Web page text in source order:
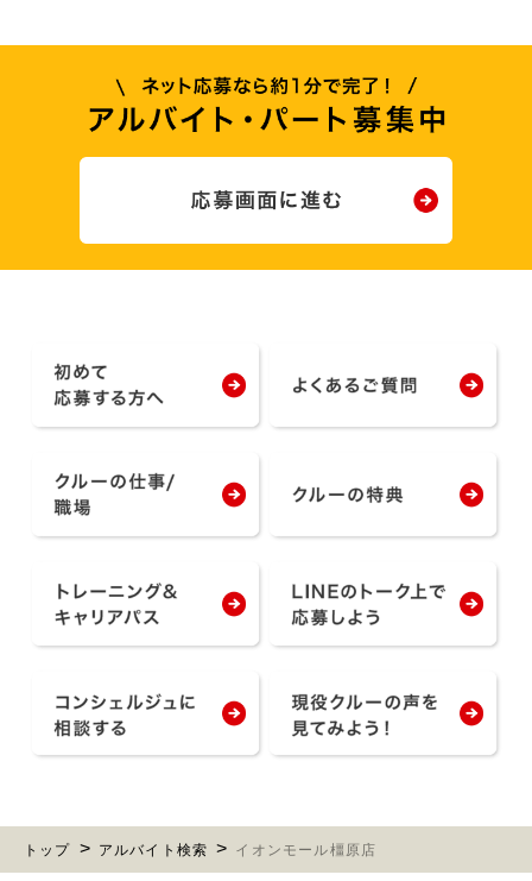
トップ アルバイト検索 イオンモール橿原店